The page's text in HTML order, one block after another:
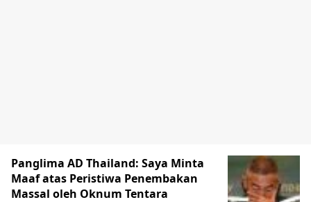
Panglima AD Thailand: Saya Minta
Maaf atas Peristiwa Penembakan
Massal oleh Oknum Tentara